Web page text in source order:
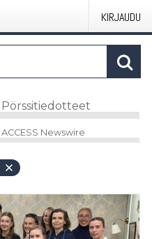
KIRJAUDU
Pörssitiedotteet
ACCESS Newswire